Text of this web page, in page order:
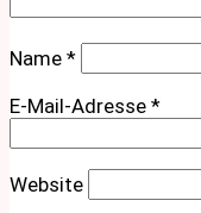
Name *
E-Mail-Adresse *
Website